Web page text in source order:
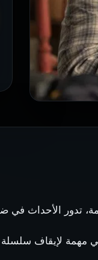
تدور الأحداث في
مهمة لإيقاف